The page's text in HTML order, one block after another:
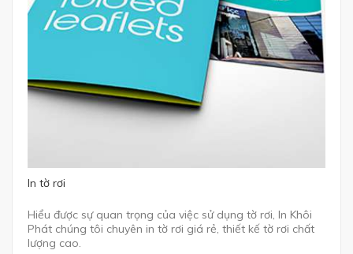
In tờ rơi
Hiểu được sự quan trọng của việc sử dụng tờ rơi, In Khôi
Phát chúng tôi chuyên in tờ rơi giá rẻ, thiết kế tờ rơi chất
lượng cao.